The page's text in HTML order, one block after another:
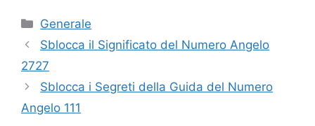
Categories
Generale
Sblocca il Significato del Numero Angelo
2727
Sblocca i Segreti della Guida del Numero
Angelo 111